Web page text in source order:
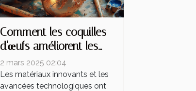
Comment les coquilles
d'œufs améliorent les
peintures réfléchissantes
2 mars 2025 02:04
Les matériaux innovants et les
avancées technologiques ont